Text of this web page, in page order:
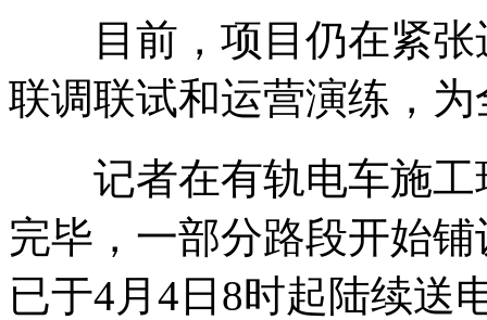
目前，项目仍在紧张
联调联试和运营演练，
记者在有轨电车施工
完毕，一部分路段开始
已于4月4日8时起陆续送